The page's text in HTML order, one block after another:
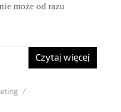
może od razu
Czytaj więcej